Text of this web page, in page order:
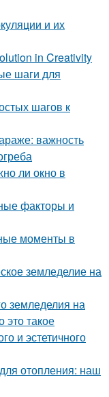
и их
in Creativity
шаги для
шагов к
важность
ли окно в
факторы и
моменты в
земледелие на
земледелия на
это такое
и эстетичного
отопления: наш